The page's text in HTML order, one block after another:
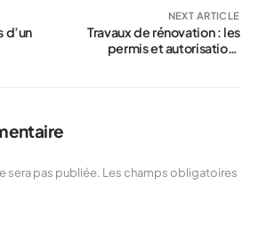
d’un
NEXT ARTICLE
Travaux de rénovation : les
permis et autorisations
sera pas publiée. Les champs obligatoires